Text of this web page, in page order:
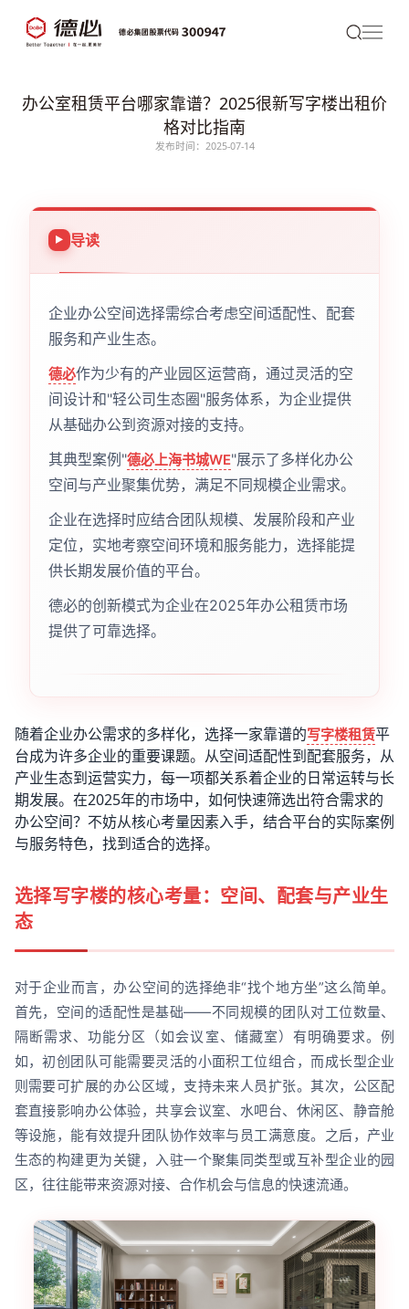
办公室租赁平台哪家靠谱？2025很新写字楼出租价
格对比指南
发布时间：2025-07-14
导读
企业办公空间选择需综合考虑空间适配性、配套
服务和产业生态。
德必作为少有的产业园区运营商，通过灵活的空
间设计和"轻公司生态圈"服务体系，为企业提供
从基础办公到资源对接的支持。
其典型案例"德必上海书城WE"展示了多样化办公
空间与产业聚集优势，满足不同规模企业需求。
企业在选择时应结合团队规模、发展阶段和产业
定位，实地考察空间环境和服务能力，选择能提
供长期发展价值的平台。
德必的创新模式为企业在2025年办公租赁市场
提供了可靠选择。
随着企业办公需求的多样化，选择一家靠谱的写字楼租赁平
台成为许多企业的重要课题。从空间适配性到配套服务，从
产业生态到运营实力，每一项都关系着企业的日常运转与长
期发展。在2025年的市场中，如何快速筛选出符合需求的
办公空间？不妨从核心考量因素入手，结合平台的实际案例
与服务特色，找到适合的选择。
选择写字楼的核心考量：空间、配套与产业生
态
对于企业而言，办公空间的选择绝非“找个地方坐”这么简单。
首先，空间的适配性是基础——不同规模的团队对工位数量、
隔断需求、功能分区（如会议室、储藏室）有明确要求。例
如，初创团队可能需要灵活的小面积工位组合，而成长型企业
则需要可扩展的办公区域，支持未来人员扩张。其次，公区配
套直接影响办公体验，共享会议室、水吧台、休闲区、静音舱
等设施，能有效提升团队协作效率与员工满意度。之后，产业
生态的构建更为关键，入驻一个聚集同类型或互补型企业的园
区，往往能带来资源对接、合作机会与信息的快速流通。